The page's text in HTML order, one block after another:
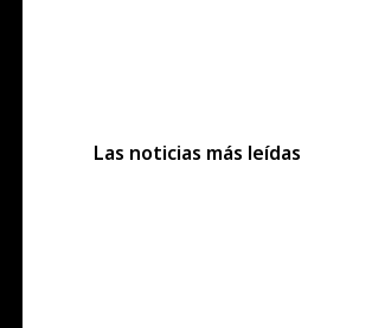
Las noticias más leídas